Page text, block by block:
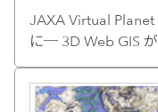
JAXA Virtual
に─ 3D Web GIS